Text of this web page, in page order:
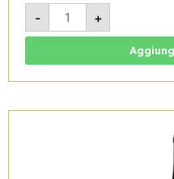
-
Sauvignon
2024
-
Südtirol
-
Bolzano
+